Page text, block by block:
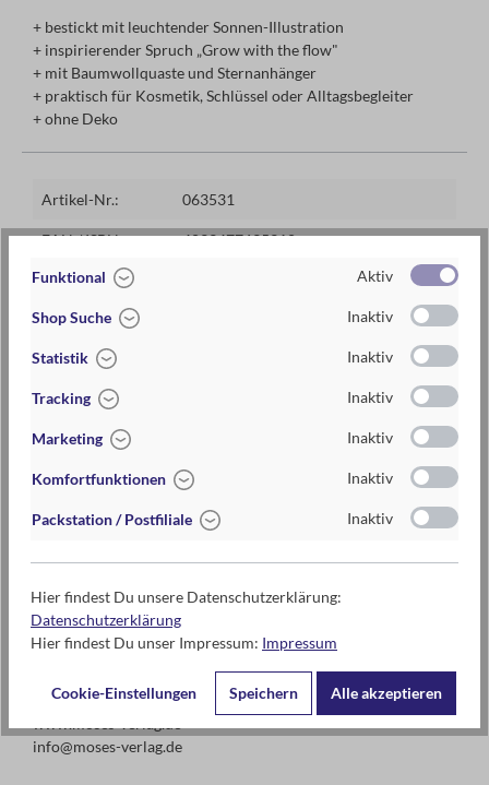
+ bestickt mit leuchtender Sonnen-Illustration
+ inspirierender Spruch „Grow with the flow"
+ mit Baumwollquaste und Sternanhänger
+ praktisch für Kosmetik, Schlüssel oder Alltagsbegleiter
+ ohne Deko
Artikel-Nr.: 063531
EAN / ISBN 4033477635310
Warengruppe
Lieferzeit
Preis
Maße ca. 17,8 cm x 23,5 cm x 0,6 cm
Materialien
Handwäsche empfohlen
Kontaktdaten des Herstellers
moses. Verlag GmbH
Arnoldstr. 13d
info@moses-verlag.de
Funktional Aktiv
Shop Suche Inaktiv
Statistik Inaktiv
Tracking Inaktiv
Marketing Inaktiv
Komfortfunktionen Inaktiv
Packstation / Postfiliale Inaktiv
Hier findest Du unsere Datenschutzerklärung:
Datenschutzerklärung
Hier findest Du unser Impressum: Impressum
Cookie-Einstellungen Speichern Alle akzeptieren